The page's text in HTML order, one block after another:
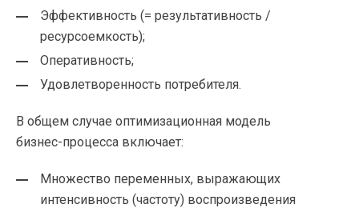
Эффективность (= результативность /
ресурсоемкость);
Оперативность;
Удовлетворенность потребителя.
В общем случае оптимизационная модель
бизнес-процесса включает:
Множество переменных, выражающих
интенсивность (частоту) воспроизведения